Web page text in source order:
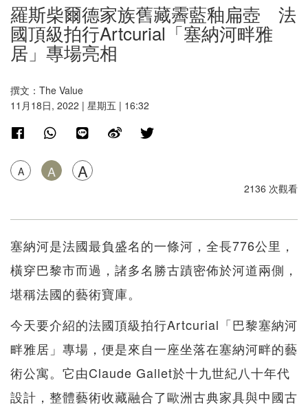
羅斯柴爾德家族舊藏霽藍釉扁壺 法
國頂級拍行Artcurial「塞納河畔雅
居」專場亮相
撰文：The Value
11月18日, 2022 | 星期五 | 16:32
A A A
2136 次觀看
塞納河是法國最負盛名的一條河，全長776公里，
橫穿巴黎市而過，諸多名勝古蹟密佈於河道兩側，
堪稱法國的藝術寶庫。
今天要介紹的法國頂級拍行Artcurial「巴黎塞納河
畔雅居」專場，便是來自一座坐落在塞納河畔的藝
術公寓。它由Claude Gallet於十九世紀八十年代
設計，整體藝術收藏融合了歐洲古典家具與中國古